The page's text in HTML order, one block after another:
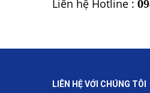
Liên hệ Hotline :
LIÊN HỆ VỚI CHÚNG TÔI